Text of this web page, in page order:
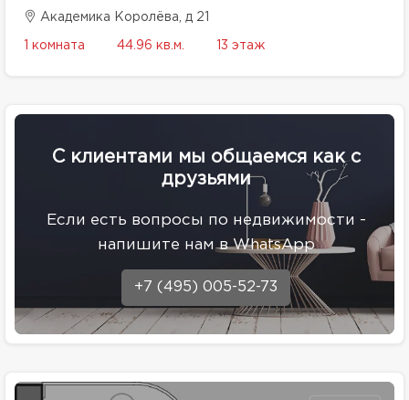
Академика Королёва, д 21
1 комната 44.96 кв.м. 13 этаж
С клиентами мы общаемся как с
друзьями
Eсли есть вопросы по недвижимости -
напишите нам в WhatsApp
+7 (495) 005-52-73